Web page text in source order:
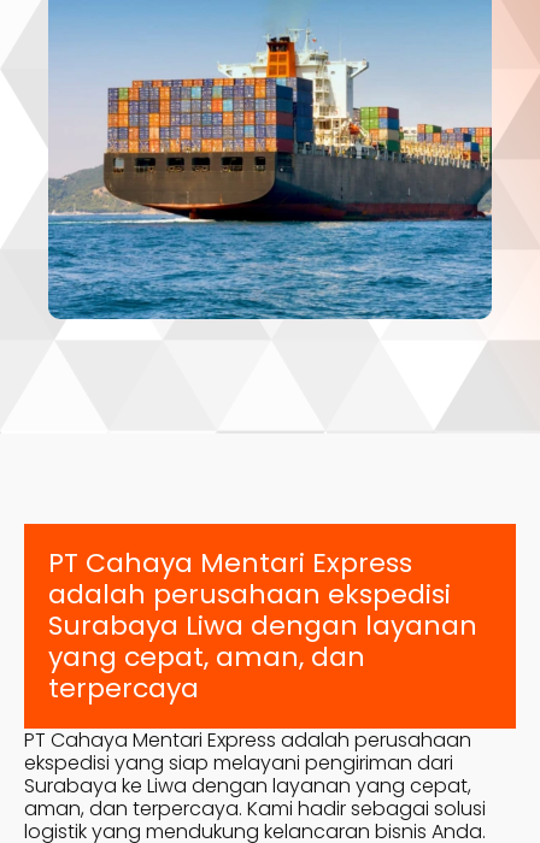
PT Cahaya Mentari Express
adalah perusahaan ekspedisi
Surabaya Liwa dengan layanan
yang cepat, aman, dan
terpercaya
PT Cahaya Mentari Express adalah perusahaan
ekspedisi yang siap melayani pengiriman dari
Surabaya ke Liwa dengan layanan yang cepat,
aman, dan terpercaya. Kami hadir sebagai solusi
logistik yang mendukung kelancaran bisnis Anda.